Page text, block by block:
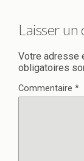
Laisser
Votre adresse
obligatoires
Commentaire *